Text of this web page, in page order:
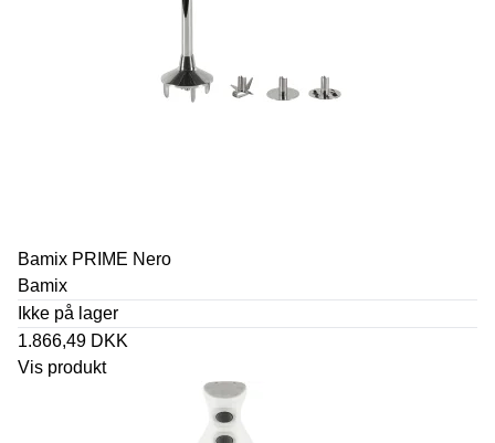
Bamix PRIME Nero
Bamix
Ikke på lager
1.866,49 DKK
Vis produkt